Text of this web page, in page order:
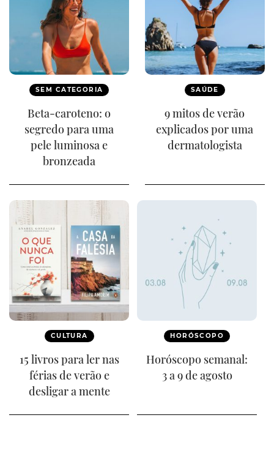
SEM CATEGORIA
Beta-caroteno: o
segredo para uma
pele luminosa e
bronzeada
SAÚDE
9 mitos de verão
explicados por uma
dermatologista
CULTURA
15 livros para ler nas
férias de verão e
desligar a mente
HORÓSCOPO
Horóscopo semanal:
3 a 9 de agosto